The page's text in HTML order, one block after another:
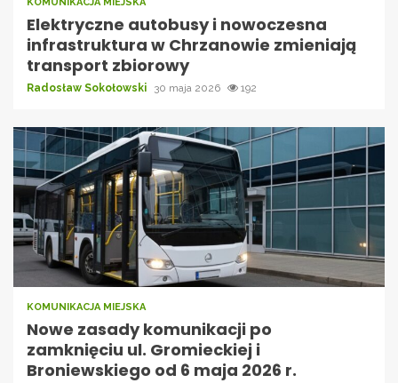
Elektryczne autobusy i nowoczesna
infrastruktura w Chrzanowie zmieniają
transport zbiorowy
Radosław Sokołowski 30 maja 2026 192
KOMUNIKACJA MIEJSKA
Nowe zasady komunikacji po
zamknięciu ul. Gromieckiej i
Broniewskiego od 6 maja 2026 r.